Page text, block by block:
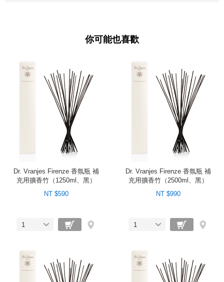
你可能也喜歡
Dr. Vranjes Firenze 香氛瓶 補
充用擴香竹（1250ml、黑）
NT $590
1
Dr. Vranjes Firenze 香氛瓶 補
充用擴香竹（2500ml、黑）
NT $990
1